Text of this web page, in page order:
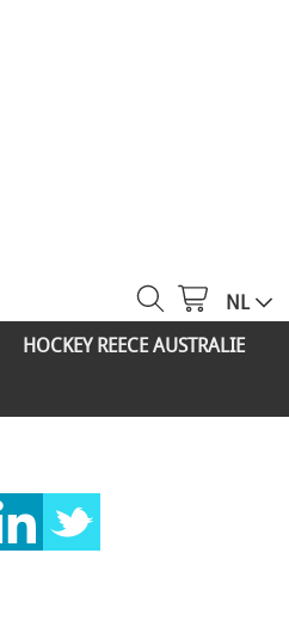
NL
HOCKEY REECE AUSTRALIE